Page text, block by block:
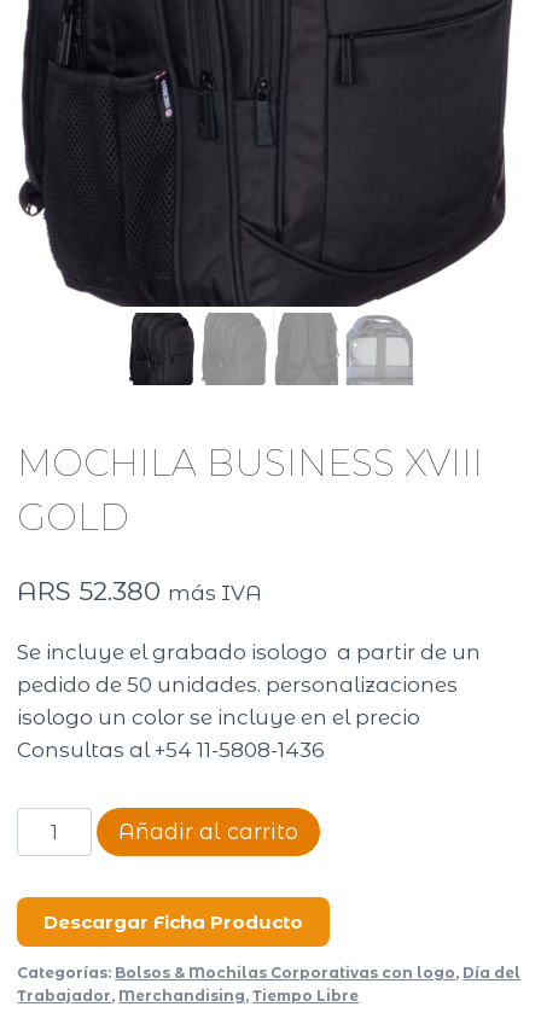
MOCHILA BUSINESS XVIII
GOLD
ARS 52.380 más IVA
Se incluye el grabado isologo a partir de un
pedido de 50 unidades. personalizaciones
isologo un color se incluye en el precio
Consultas al +54 11-5808-1436
MOCHILA
BUSINESS
GOLD
cantidad
Añadir al carrito
Descargar Ficha Producto
Categorías: Bolsos & Mochilas Corporativas con logo, Día del
Trabajador, Merchandising,Tiempo Libre